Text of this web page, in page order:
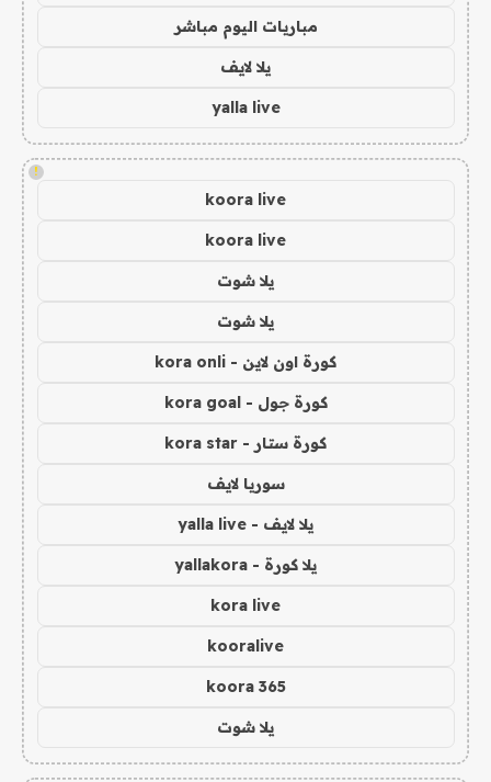
مباريات اليوم مباشر
يلا لايف
yalla live
!
koora live
koora live
يلا شوت
يلا شوت
كورة اون لاين - kora onli
كورة جول - kora goal
كورة ستار - kora star
سوريا لايف
يلا لايف - yalla live
يلا كورة - yallakora
kora live
kooralive
koora 365
يلا شوت